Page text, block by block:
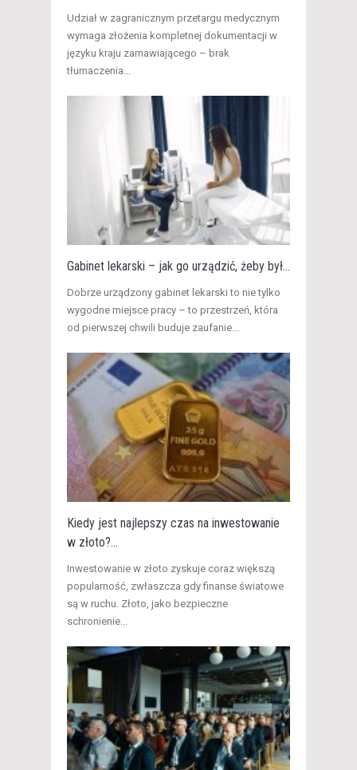
​Udział w zagranicznym przetargu medycznym
wymaga złożenia kompletnej dokumentacji w
języku kraju zamawiającego – brak
tłumaczenia...
Gabinet lekarski – jak go urządzić, żeby był...
​Dobrze urządzony gabinet lekarski to nie tylko
wygodne miejsce pracy – to przestrzeń, która
od pierwszej chwili buduje zaufanie...
Kiedy jest najlepszy czas na inwestowanie
w złoto?...
​Inwestowanie w złoto zyskuje coraz większą
popularność, zwłaszcza gdy finanse światowe
są w ruchu. Złoto, jako bezpieczne
schronienie...